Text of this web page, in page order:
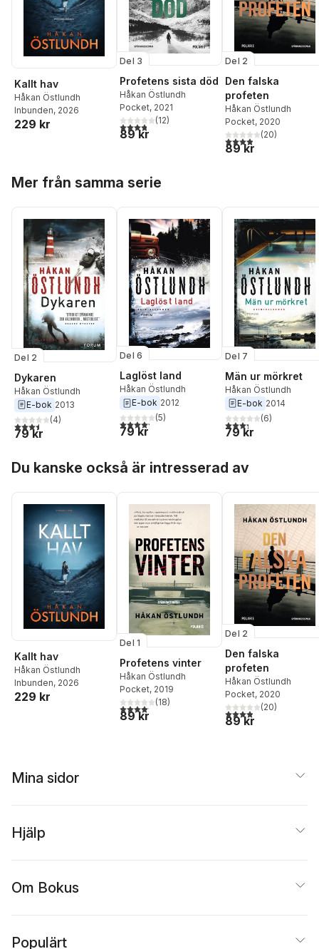
Kallt hav
Håkan Östlundh
Inbunden, 2026
229 kr
Del 3
Profetens sista död
Håkan Östlundh
Pocket, 2021
3,8utav 5 stjärnor. Totalt antal röster:
(12)
89 kr
Del 2
Den falska
profeten
Håkan Östlundh
Pocket, 2020
3,9utav 5 stjärnor.
(20)
89 kr
Mer från samma serie
Del 2
Dykaren
Håkan Östlundh
E-bok 2013
3,5utav 5 stjärnor. Totalt antal röster:
(4)
79 kr
Del 6
Laglöst land
Håkan Östlundh
E-bok 2012
4,2utav 5 stjärnor. Totalt antal röster:
(5)
79 kr
Del 7
Män ur mörkret
Håkan Östlundh
E-bok 2014
3,3utav 5 stjärnor.
(6)
79 kr
Du kanske också är intresserad av
Kallt hav
Håkan Östlundh
Inbunden, 2026
229 kr
Del 1
Profetens vinter
Håkan Östlundh
Pocket, 2019
4,1utav 5 stjärnor. Totalt antal röster:
(18)
89 kr
Del 2
Den falska
profeten
Håkan Östlundh
Pocket, 2020
3,9utav 5 stjärnor.
(20)
89 kr
Mina sidor
Hjälp
Om Bokus
Populärt